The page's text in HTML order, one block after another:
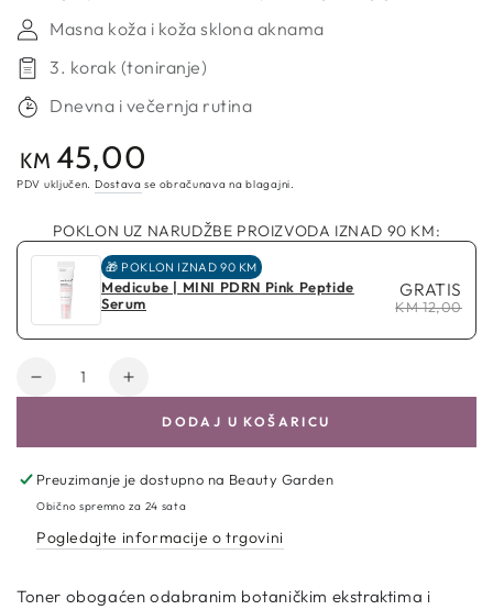
Masna koža i koža sklona aknama
3. korak (toniranje)
Dnevna i večernja rutina
Redovna
cijena
KM 45,00
PDV uključen. Dostava se obračunava na blagajni.
POKLON UZ NARUDŽBE PROIZVODA IZNAD 90 KM:
🎁 POKLON IZNAD 90 KM
Medicube | MINI PDRN Pink Peptide
Serum
GRATIS
KM 12,00
Količina
Smanji
|
Red
2.0
Povećaj
|
Red
2.0
DODAJ U KOŠARICU
Preuzimanje je dostupno na Beauty Garden
Obično spremno za 24 sata
Pogledajte informacije o trgovini
Toner obogaćen odabranim botaničkim ekstraktima i